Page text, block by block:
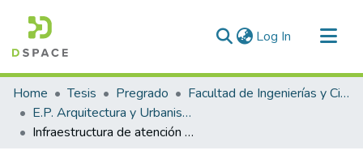
Log In (current)
Communities & Collections
All of DSpace
Statistics
Home Tesis Pregrado
Facultad de Ingenierías y Ciencias Puras
E.P. Arquitectura y Urbanismo
Infraestructura de atención integral y refugio para mujeres víctimas de violencia en el Distrito de Juliaca, 2023